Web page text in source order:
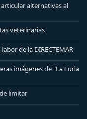
alternativas al
veterinarias
de la DIRECTEMAR
imágenes de "La Furia
limitar